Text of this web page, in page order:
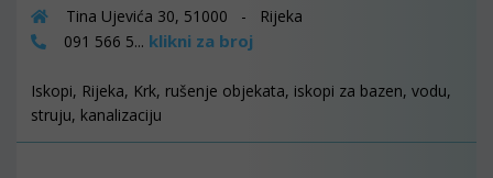
Tina Ujevića 30, 51000 - Rijeka
091 566 5... klikni za broj
Iskopi, Rijeka, Krk, rušenje objekata, iskopi za bazen, vodu,
struju, kanalizaciju